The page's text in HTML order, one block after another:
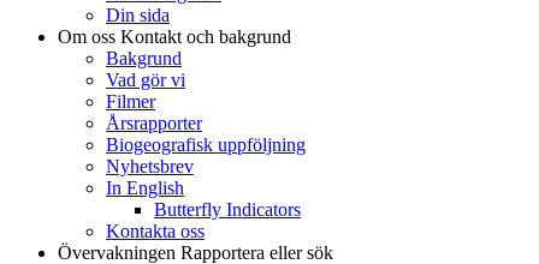
Din sida
Om oss Kontakt och bakgrund
Bakgrund
Vad gör vi
Filmer
Årsrapporter
Biogeografisk uppföljning
Nyhetsbrev
In English
Butterfly Indicators
Kontakta oss
Övervakningen Rapportera eller sök